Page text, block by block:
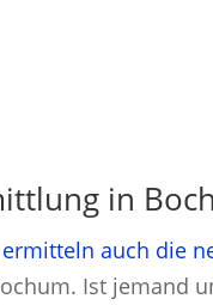
in
auch die
Ist jemand